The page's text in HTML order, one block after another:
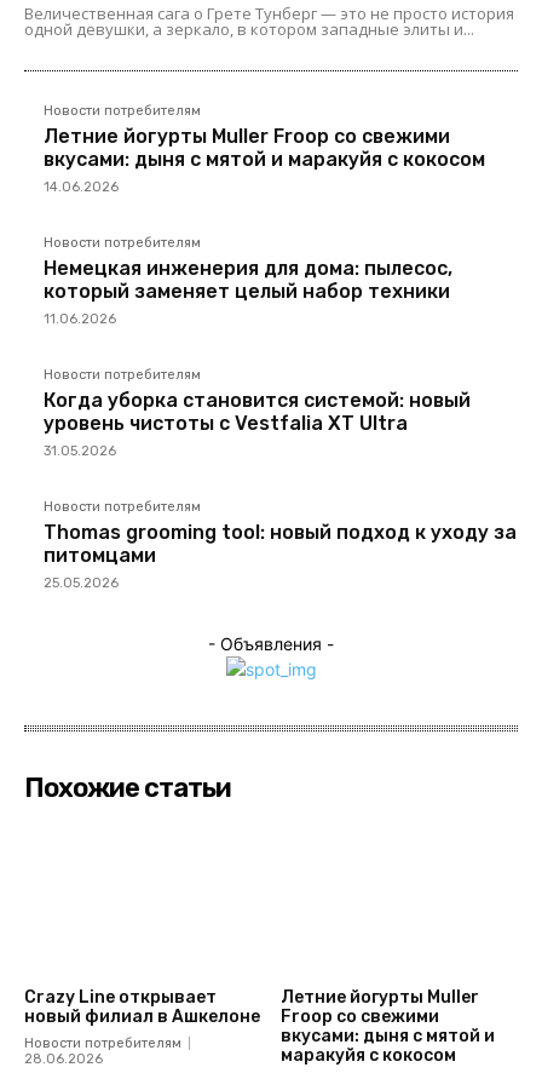
Величественная сага о Грете Тунберг — это не просто история
одной девушки, а зеркало, в котором западные элиты и...
Новости потребителям
Летние йогурты Muller Froop со свежими
вкусами: дыня с мятой и маракуйя с кокосом
14.06.2026
Новости потребителям
Немецкая инженерия для дома: пылесос,
который заменяет целый набор техники
11.06.2026
Новости потребителям
Когда уборка становится системой: новый
уровень чистоты с Vestfalia XT Ultra
31.05.2026
Новости потребителям
Thomas grooming tool: новый подход к уходу за
питомцами
25.05.2026
- Объявления -
Похожие статьи
Crazy Line открывает
новый филиал в Ашкелоне
Новости потребителям
28.06.2026
Летние йогурты Muller
Froop со свежими
вкусами: дыня с мятой и
маракуйя с кокосом